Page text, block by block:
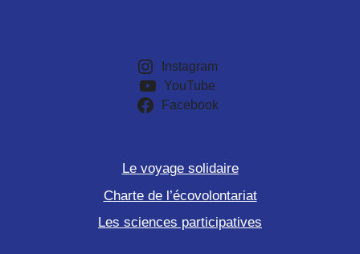
Instagram
YouTube
Facebook
Le voyage solidaire
Charte de l’écovolontariat
Les sciences participatives